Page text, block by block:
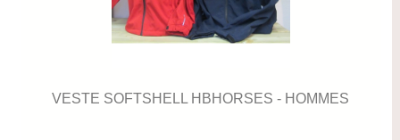
VESTE SOFTSHELL HBHORSES - HOMMES